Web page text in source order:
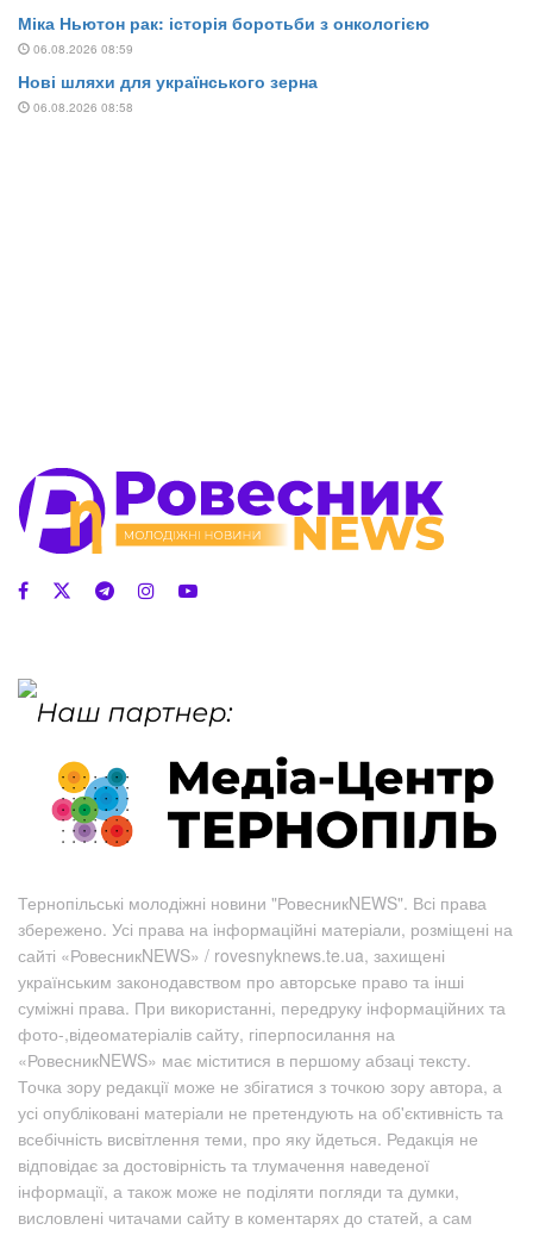
Тернопільські молодіжні новини "РовесникNEWS". Всі права
збережено. Усі права на інформаційні матеріали, розміщені на
сайті «РовесникNEWS» / rovesnyknews.te.ua, захищені
українським законодавством про авторське право та інші
суміжні права. При використанні, передруку інформаційних та
фото-,відеоматеріалів сайту, гіперпосилання на
«РовесникNEWS» має міститися в першому абзаці тексту.
Точка зору редакції може не збігатися з точкою зору автора, а
усі опубліковані матеріали не претендують на об'єктивність та
всебічність висвітлення теми, про яку йдеться. Редакція не
відповідає за достовірність та тлумачення наведеної
інформації, а також може не поділяти погляди та думки,
висловлені читачами сайту в коментарях до статей, а сам